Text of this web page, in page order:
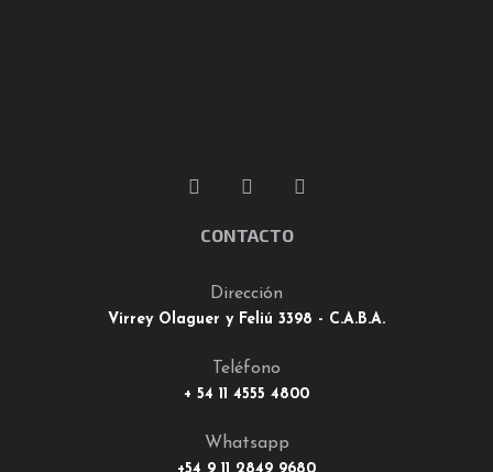
CONTACTO
Dirección
Virrey Olaguer y Feliú 3398 - C.A.B.A.
Teléfono
+ 54 11 4555 4800
Whatsapp